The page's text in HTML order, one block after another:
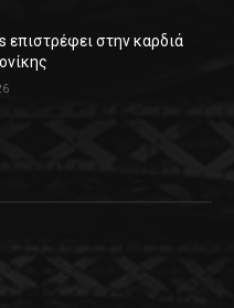
επιστρέφει στην καρδιά